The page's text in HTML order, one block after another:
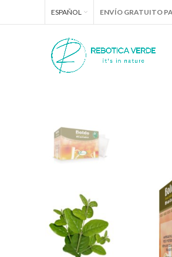
ESPAÑOL ENVÍO GRATUITO